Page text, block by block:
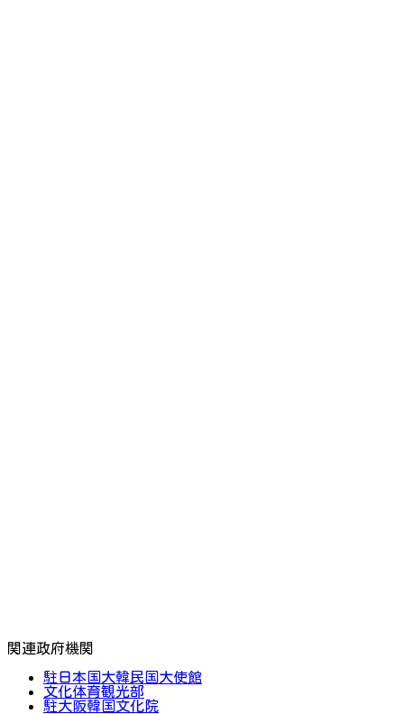
関連政府機関
駐日本国大韓民国大使館
文化体育観光部
駐大阪韓国文化院